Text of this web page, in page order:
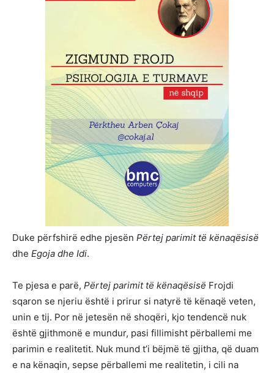
Duke përfshirë edhe pjesën Përtej parimit të kënaqësisë
dhe Egoja dhe Idi.
Te pjesa e parë, Përtej parimit të kënaqësisë Frojdi
sqaron se njeriu është i prirur si natyrë të kënaqë veten,
unin e tij. Por në jetesën në shoqëri, kjo tendencë nuk
është gjithmonë e mundur, pasi fillimisht përballemi me
parimin e realitetit. Nuk mund t’i bëjmë të gjitha, që duam
e na kënaqin, sepse përballemi me realitetin, i cili na